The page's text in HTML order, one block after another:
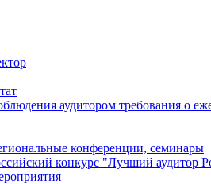
аудитором требования о
конференции, семинары
конкурс "Лучший аудитор